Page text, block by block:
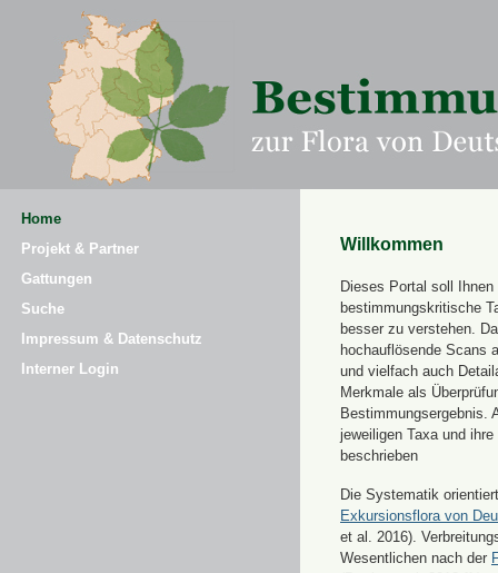
Home
Projekt & Partner
Gattungen
Suche
Impressum & Datenschutz
Interner Login
Willkommen
Dieses Portal soll Ihnen
bestimmungskritische
besser zu verstehen.
hochauflösende Scans
und vielfach auch
Merkmale als
Bestimmungsergebnis.
jeweiligen Taxa und
beschrieben
Die Systematik
Exkursionsflora von
et al. 2016).
Wesentlichen nach der